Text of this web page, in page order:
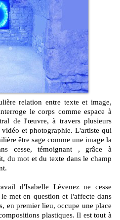
le corps comme espace à
de l'œuvre, à travers plusieurs
et photographie. L'artiste qui
être sage comme une image la
cesse, témoignant , grâce à
du mot et du texte dans le champ
d'Isabelle Lévenez ne cesse
met en question et l'affecte dans
en premier lieu, occupe une place
plastiques. Il est tout à